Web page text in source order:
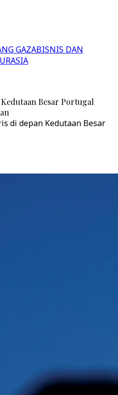
GAZABISNIS DAN
ASIA
Besar Portugal
di depan Kedutaan Besar